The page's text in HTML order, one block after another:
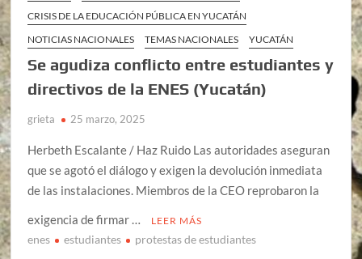
CRISIS DE LA EDUCACIÓN PÚBLICA EN YUCATÁN
NOTICIAS NACIONALES
TEMAS NACIONALES YUCATÁN
Se agudiza conflicto entre estudiantes y
directivos de la ENES (Yucatán)
grieta 25 marzo, 2025
Herbeth Escalante / Haz Ruido Las autoridades aseguran
que se agotó el diálogo y exigen la devolución inmediata
de las instalaciones. Miembros de la CEO reprobaron la
exigencia de firmar …
LEER MÁS
enes estudiantes protestas de estudiantes